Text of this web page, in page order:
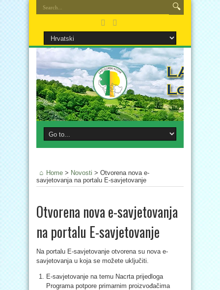
Home > Novosti > Otvorena nova e-
savjetovanja na portalu E-savjetovanje
Otvorena nova e-savjetovanja
na portalu E-savjetovanje
Na portalu E-savjetovanje otvorena su nova e-
savjetovanja u koja se možete uključiti.
E-savjetovanje na temu Nacrta prijedloga
Programa potpore primarnim proizvođačima